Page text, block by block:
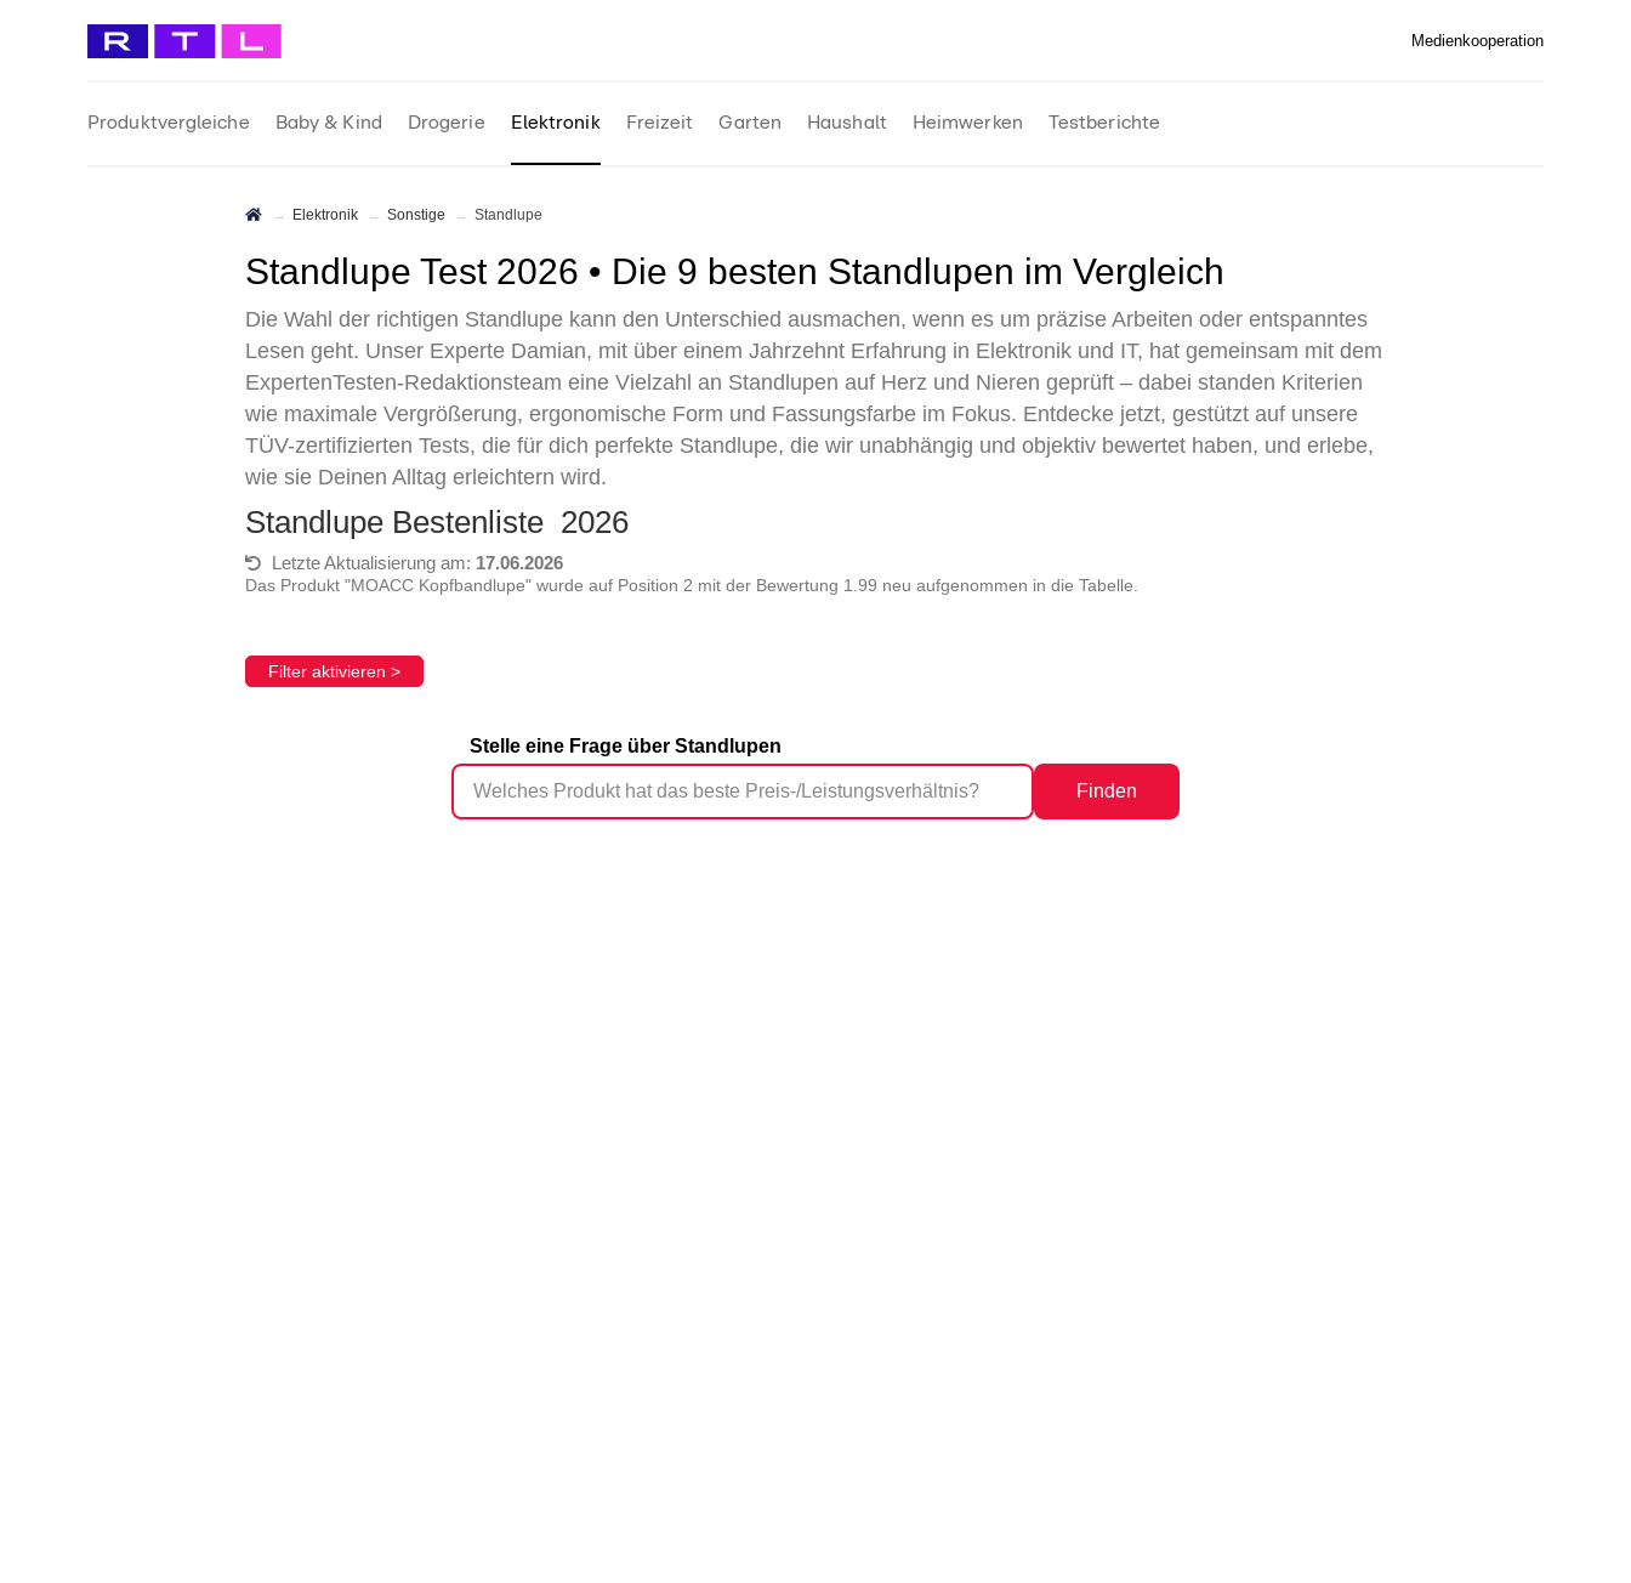
Medienkooperation
Produktvergleiche Baby & Kind Drogerie Elektronik Freizeit Garten Haushalt Heimwerken Testberichte
Elektronik Sonstige Standlupe
Standlupe Test 2026 • Die 9 besten Standlupen im Vergleich
Die Wahl der richtigen Standlupe kann den Unterschied ausmachen, wenn es um präzise Arbeiten oder entspanntes
Lesen geht. Unser Experte Damian, mit über einem Jahrzehnt Erfahrung in Elektronik und IT, hat gemeinsam mit dem
ExpertenTesten-Redaktionsteam eine Vielzahl an Standlupen auf Herz und Nieren geprüft – dabei standen Kriterien
wie maximale Vergrößerung, ergonomische Form und Fassungsfarbe im Fokus. Entdecke jetzt, gestützt auf unsere
TÜV-zertifizierten Tests, die für dich perfekte Standlupe, die wir unabhängig und objektiv bewertet haben, und erlebe,
wie sie Deinen Alltag erleichtern wird.
Standlupe Bestenliste 2026
Letzte Aktualisierung am: 17.06.2026
Das Produkt "MOACC Kopfbandlupe" wurde auf Position 2 mit der Bewertung 1.99 neu aufgenommen in die Tabelle.
Filter aktivieren >
Stelle eine Frage über Standlupen
Finden